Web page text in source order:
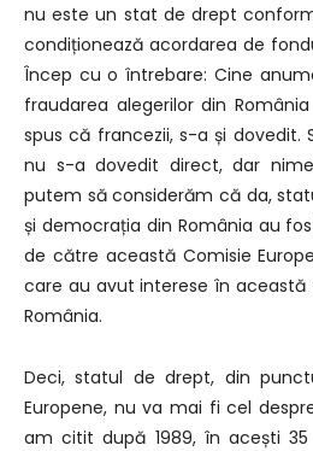
nu este un stat de drept
condiționează acordarea de
Încep cu o întrebare: Cine
fraudarea alegerilor din
spus că francezii, s-a și dovedit.
nu s-a dovedit direct, dar
putem să considerăm că da,
și democrația din România au
de către această Comisie
care au avut interese în această
România.
Deci, statul de drept, din
Europene, nu va mai fi cel
am citit după 1989, în acești